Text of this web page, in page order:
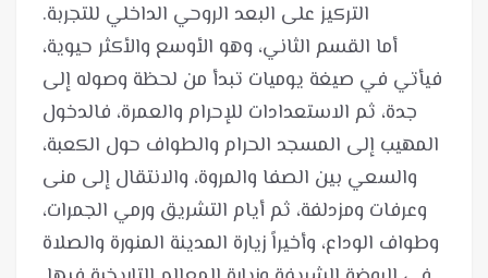
أما القسم الثاني، وهو الأوسع والأكثر حيوية،
فيأتي في صيغة يوميات تبدأ من لحظة وصوله إلى
جدة، ثم الاستعدادات للإحرام والعمرة، فالدخول
المهيب إلى المسجد الحرام والطواف حول الكعبة،
والسعي بين الصفا والمروة، والانتقال إلى منى
وعرفات ومزدلفة، ثم أيام التشريق ورمي الجمرات،
وطواف الوداع، وأخيراً زيارة المدينة المنورة والصلاة